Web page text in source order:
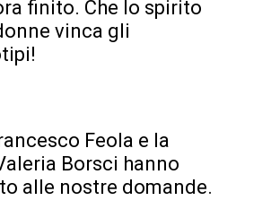
finito. Che lo spirito
vinca gli
Feola e la
Borsci hanno
alle nostre domande.